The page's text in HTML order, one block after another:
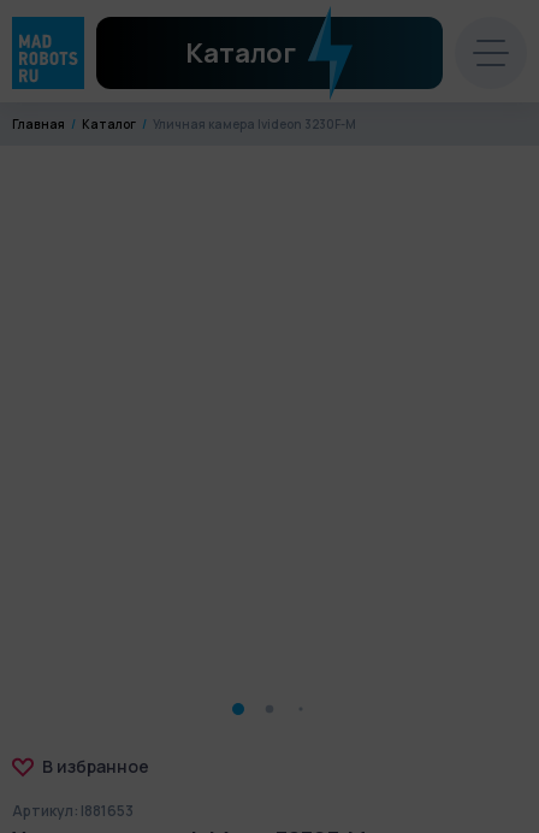
Каталог
Главная Каталог Уличная камера Ivideon 3230F-M
В избранное
Артикул: I881653